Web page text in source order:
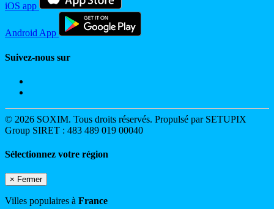
iOS app
Android App
Suivez-nous sur
© 2026 SOXIM. Tous droits réservés. Propulsé par SETUPIX
Group SIRET : 483 489 019 00040
Sélectionnez votre région
× Fermer
Villes populaires à France